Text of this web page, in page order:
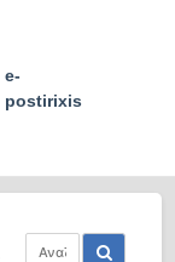
e-
postirixis